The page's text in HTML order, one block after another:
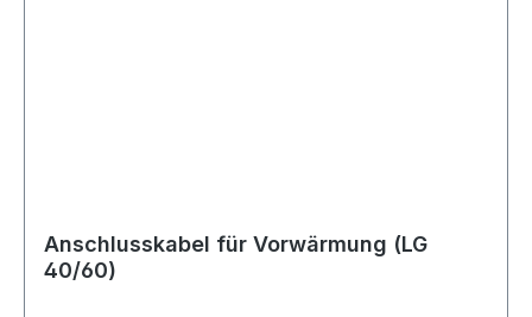
Anschlusskabel für Vorwärmung (LG
40/60)